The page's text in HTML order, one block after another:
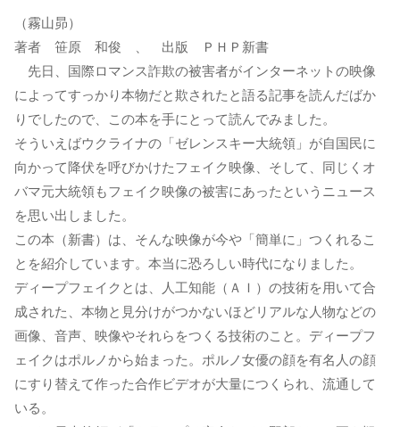
（霧山昴）
著者 笹原 和俊 、 出版 ＰＨＰ新書
先日、国際ロマンス詐欺の被害者がインターネットの映像
によってすっかり本物だと欺されたと語る記事を読んだばか
りでしたので、この本を手にとって読んでみました。
そういえばウクライナの「ゼレンスキー大統領」が自国民に
向かって降伏を呼びかけたフェイク映像、そして、同じくオ
バマ元大統領もフェイク映像の被害にあったというニュース
を思い出しました。
この本（新書）は、そんな映像が今や「簡単に」つくれるこ
とを紹介しています。本当に恐ろしい時代になりました。
ディープフェイクとは、人工知能（ＡＩ）の技術を用いて合
成された、本物と見分けがつかないほどリアルな人物などの
画像、音声、映像やそれらをつくる技術のこと。ディープフ
ェイクはポルノから始まった。ポルノ女優の顔を有名人の顔
にすり替えて作った合作ビデオが大量につくられ、流通して
いる。